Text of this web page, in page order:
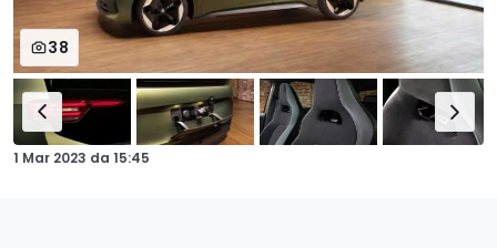
38
1 Mar 2023 da 15:45